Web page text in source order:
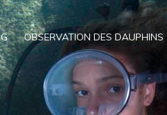
OBSERVATION DES DAUPHINS